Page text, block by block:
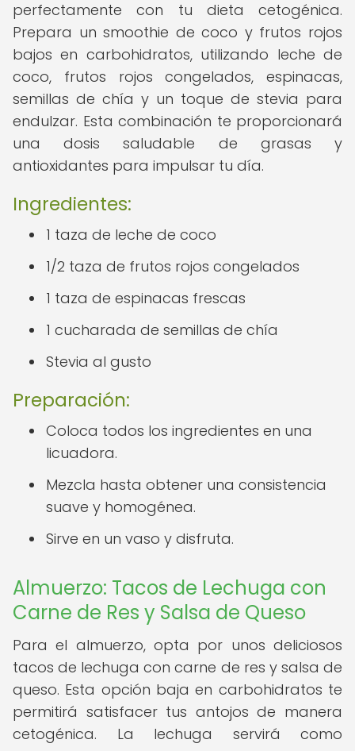
perfectamente con tu dieta cetogénica.
Prepara un smoothie de coco y frutos rojos
bajos en carbohidratos, utilizando leche de
coco, frutos rojos congelados, espinacas,
semillas de chía y un toque de stevia para
endulzar. Esta combinación te proporcionará
una dosis saludable de grasas y
antioxidantes para impulsar tu día.
Ingredientes:
1 taza de leche de coco
1/2 taza de frutos rojos congelados
1 taza de espinacas frescas
1 cucharada de semillas de chía
Stevia al gusto
Preparación:
Coloca todos los ingredientes en una
licuadora.
Mezcla hasta obtener una consistencia
suave y homogénea.
Sirve en un vaso y disfruta.
Almuerzo: Tacos de Lechuga con
Carne de Res y Salsa de Queso
Para el almuerzo, opta por unos deliciosos
tacos de lechuga con carne de res y salsa de
queso. Esta opción baja en carbohidratos te
permitirá satisfacer tus antojos de manera
cetogénica. La lechuga servirá como